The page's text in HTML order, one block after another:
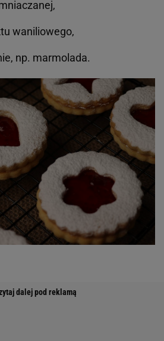
waniliowego,
np. marmolada.